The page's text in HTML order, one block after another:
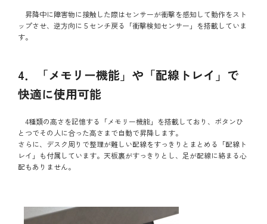
昇降中に障害物に接触した際はセンサーが衝撃を感知して動作をスト
ップさせ、逆方向に５センチ戻る「衝撃検知センサー」を搭載していま
す。
4．「メモリー機能」や「配線トレイ」で
快適に使用可能
4種類の高さを記憶する「メモリー機能」を搭載しており、ボタンひ
とつでその人に合った高さまで自動で昇降します。
さらに、デスク周りで整理が難しい配線をすっきりとまとめる「配線ト
レイ」も付属しています。天板裏がすっきりとし、足が配線に絡まる心
配もありません。